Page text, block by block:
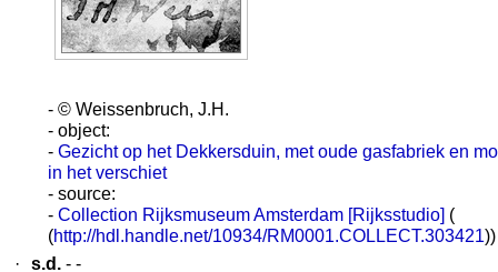
- © Weissenbruch, J.H.
- object:
- Gezicht op het Dekkersduin, met oude gasfabriek en
in het verschiet
- source:
- Collection Rijksmuseum Amsterdam [Rijksstudio] (
(http://hdl.handle.net/10934/RM0001.COLLECT.303421))
·
s.d. - -